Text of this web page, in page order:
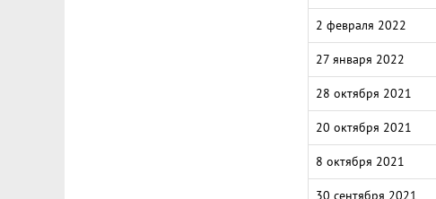
2 февраля 2022
27 января 2022
28 октября 2021
20 октября 2021
8 октября 2021
30 сентября 2021